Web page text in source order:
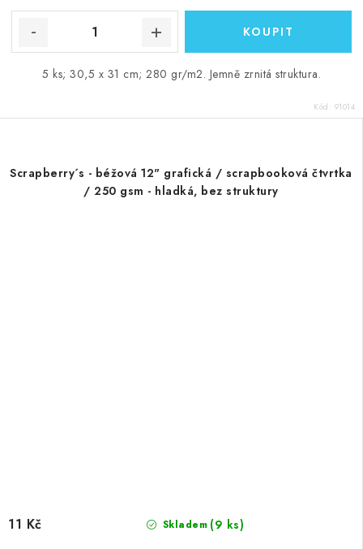
5 ks; 30,5 x 31 cm; 280 gr/m2. Jemně zrnitá struktura.
Kód: 91014
Scrapberry´s - béžová 12" grafická / scrapbooková čtvrtka
/ 250 gsm - hladká, bez struktury
Skladem (9 ks)
11 Kč